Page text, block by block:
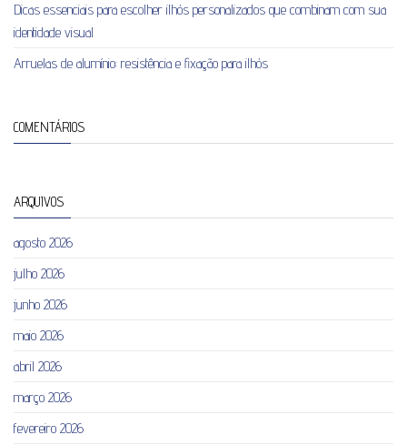
Dicas essenciais para escolher ilhós personalizados que combinam com sua
identidade visual
Arruelas de alumínio: resistência e fixação para ilhós
COMENTÁRIOS
ARQUIVOS
agosto 2026
julho 2026
junho 2026
maio 2026
abril 2026
março 2026
fevereiro 2026